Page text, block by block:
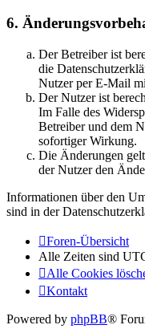
6.
Der Betreiber ist
die
Nutzer per E-Mail
Der Nutzer ist
Im Falle des
Betreiber und dem
sofortiger Wirkung.
Die Änderungen
der Nutzer den
Informationen über den
sind in der
Foren-Übersicht
Alle Zeiten sind
Alle Cookies
Kontakt
Powered by phpBB®